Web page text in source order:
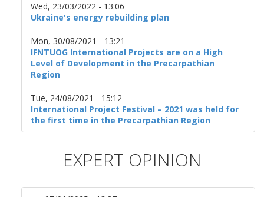
Wed, 23/03/2022 - 13:06
Ukraine's energy rebuilding plan
Mon, 30/08/2021 - 13:21
IFNTUOG International Projects are on a High
Level of Development in the Precarpathian
Region
Tue, 24/08/2021 - 15:12
International Project Festival – 2021 was held for
the first time in the Precarpathian Region
EXPERT OPINION